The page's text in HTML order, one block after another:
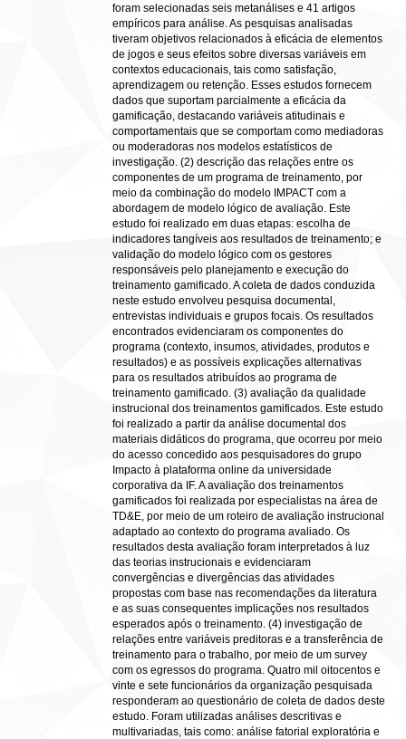
foram selecionadas seis metanálises e 41 artigos
empíricos para análise. As pesquisas analisadas
tiveram objetivos relacionados à eficácia de elementos
de jogos e seus efeitos sobre diversas variáveis em
contextos educacionais, tais como satisfação,
aprendizagem ou retenção. Esses estudos fornecem
dados que suportam parcialmente a eficácia da
gamificação, destacando variáveis atitudinais e
comportamentais que se comportam como mediadoras
ou moderadoras nos modelos estatísticos de
investigação. (2) descrição das relações entre os
componentes de um programa de treinamento, por
meio da combinação do modelo IMPACT com a
abordagem de modelo lógico de avaliação. Este
estudo foi realizado em duas etapas: escolha de
indicadores tangíveis aos resultados de treinamento; e
validação do modelo lógico com os gestores
responsáveis pelo planejamento e execução do
treinamento gamificado. A coleta de dados conduzida
neste estudo envolveu pesquisa documental,
entrevistas individuais e grupos focais. Os resultados
encontrados evidenciaram os componentes do
programa (contexto, insumos, atividades, produtos e
resultados) e as possíveis explicações alternativas
para os resultados atribuídos ao programa de
treinamento gamificado. (3) avaliação da qualidade
instrucional dos treinamentos gamificados. Este estudo
foi realizado a partir da análise documental dos
materiais didáticos do programa, que ocorreu por meio
do acesso concedido aos pesquisadores do grupo
Impacto à plataforma online da universidade
corporativa da IF. A avaliação dos treinamentos
gamificados foi realizada por especialistas na área de
TD&E, por meio de um roteiro de avaliação instrucional
adaptado ao contexto do programa avaliado. Os
resultados desta avaliação foram interpretados à luz
das teorias instrucionais e evidenciaram
convergências e divergências das atividades
propostas com base nas recomendações da literatura
e as suas consequentes implicações nos resultados
esperados após o treinamento. (4) investigação de
relações entre variáveis preditoras e a transferência de
treinamento para o trabalho, por meio de um survey
com os egressos do programa. Quatro mil oitocentos e
vinte e sete funcionários da organização pesquisada
responderam ao questionário de coleta de dados deste
estudo. Foram utilizadas análises descritivas e
multivariadas, tais como: análise fatorial exploratória e